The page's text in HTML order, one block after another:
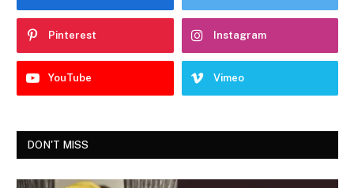
Pinterest Instagram
YouTube Vimeo
DON'T MISS